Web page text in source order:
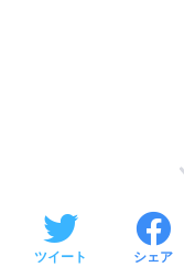
ツイート シェア